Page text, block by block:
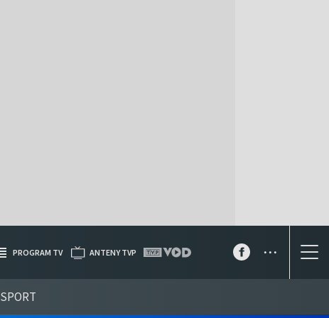
SPORT
PROGRAM TV ANTENY TVP ...